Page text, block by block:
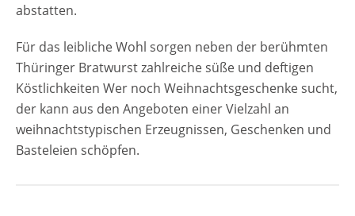
abstatten.
Für das leibliche Wohl sorgen neben der berühmten
Thüringer Bratwurst zahlreiche süße und deftigen
Köstlichkeiten Wer noch Weihnachtsgeschenke sucht,
der kann aus den Angeboten einer Vielzahl an
weihnachtstypischen Erzeugnissen, Geschenken und
Basteleien schöpfen.